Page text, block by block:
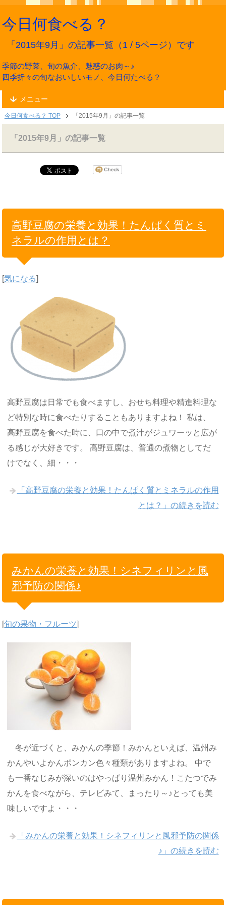
今日何食べる？
「2015年9月」の記事一覧（1 / 5ページ）です
季節の野菜、旬の魚介、魅惑のお肉～♪
四季折々の旬なおいしいモノ、今日何たべる？
メニュー
今日何食べる？ TOP 「2015年9月」の記事一覧
「2015年9月」の記事一覧
高野豆腐の栄養と効果！たんぱく質とミ
ネラルの作用とは？
[気になる]
高野豆腐は日常でも食べますし、おせち料理や精進料理な
ど特別な時に食べたりすることもありますよね！ 私は、
高野豆腐を食べた時に、口の中で煮汁がジュワーッと広が
る感じが大好きです。 高野豆腐は、普通の煮物としてだ
けでなく、細・・・
「高野豆腐の栄養と効果！たんぱく質とミネラルの作用
とは？」の続きを読む
みかんの栄養と効果！シネフィリンと風
邪予防の関係♪
[旬の果物・フルーツ]
冬が近づくと、みかんの季節！みかんといえば、温州み
かんやいよかんポンカン色々種類がありますよね。 中で
も一番なじみが深いのはやっぱり温州みかん！こたつでみ
かんを食べながら、テレビみて、まったり～♪とっても美
味しいですよ・・・
「みかんの栄養と効果！シネフィリンと風邪予防の関係
♪」の続きを読む